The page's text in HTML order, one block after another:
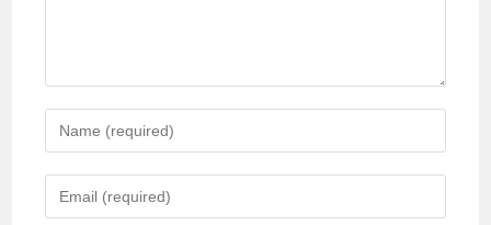
Enter
your
name
Enter
your